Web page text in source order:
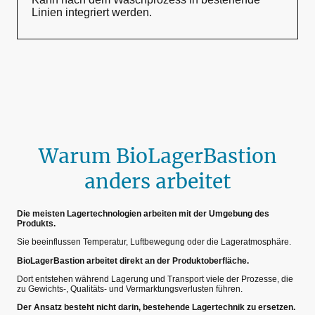
Linien integriert werden.
Warum BioLagerBastion
anders arbeitet
Die meisten Lagertechnologien arbeiten mit der Umgebung des
Produkts.
Sie beeinflussen Temperatur, Luftbewegung oder die Lageratmosphäre.
BioLagerBastion arbeitet direkt an der Produktoberfläche.
Dort entstehen während Lagerung und Transport viele der Prozesse, die
zu Gewichts-, Qualitäts- und Vermarktungsverlusten führen.
Der Ansatz besteht nicht darin, bestehende Lagertechnik zu ersetzen.